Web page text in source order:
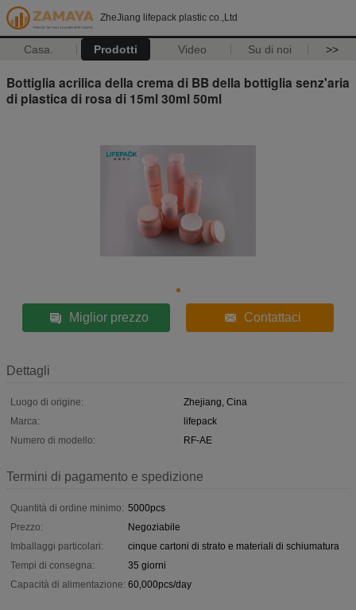
ZheJiang lifepack plastic co.,Ltd
Casa. Prodotti Video Su di noi >>
Bottiglia acrilica della crema di BB della bottiglia senz'aria
di plastica di rosa di 15ml 30ml 50ml
Miglior prezzo Contattaci
Dettagli
Luogo di origine:
Zhejiang, Cina
Marca:
lifepack
Numero di modello:
RF-AE
Termini di pagamento e spedizione
Quantità di ordine minimo: 5000pcs
Prezzo:
Negoziabile
Imballaggi particolari:
cinque cartoni di strato e materiali di schiumatura
Tempi di consegna:
35 giorni
Capacità di alimentazione: 60,000pcs/day